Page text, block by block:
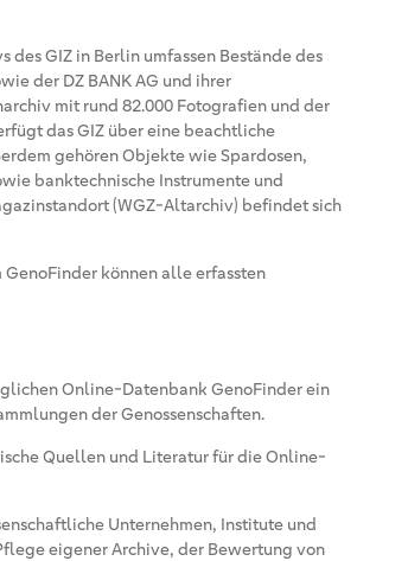
des GIZ in Berlin umfassen Bestände des
der DZ BANK AG und ihrer
mit rund 82.000 Fotografien und der
das GIZ über eine beachtliche
gehören Objekte wie Spardosen,
banktechnische Instrumente und
(WGZ-Altarchiv) befindet sich
können alle erfassten
Online-Datenbank GenoFinder ein
der Genossenschaften.
Quellen und Literatur für die Online-
Unternehmen, Institute und
eigener Archive, der Bewertung von